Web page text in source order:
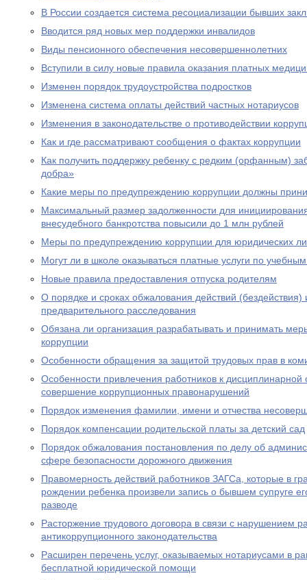
В России создается система ресоциализации бывших
Вводится ряд новых мер поддержки инвалидов
Виды пенсионного обеспечения несовершеннолетних
Вступили в силу новые правила оказания платных
Изменен порядок трудоустройства подростков
Изменена система оплаты действий частных нотариусов
Изменения в законодательстве о противодействии
Как и где рассматривают сообщения о фактах коррупции
Как получить поддержку ребенку с редким (орфанным)
добра»
Какие меры по предупреждению коррупции должны
Максимальный размер задолженности для
внесудебного банкротства повысили до 1 млн рублей
Меры по предупреждению коррупции для юридических
Могут ли в школе оказываться платные услуги по
Новые правила предоставления отпуска родителям
О порядке и сроках обжалования действий
предварительного расследования
Обязана ли организация разрабатывать и принимать
коррупции
Особенности обращения за защитой трудовых прав в
Особенности привлечения работников к дисциплинарной
совершение коррупционных правонарушений
Порядок изменения фамилии, имени и отчества
Порядок компенсации родительской платы за детский сад
Порядок обжалования постановления по делу об
сфере безопасности дорожного движения
Правомерность действий работников ЗАГСа, которые в
рождении ребенка произвели запись о бывшем супруге
разводе
Расторжение трудового договора в связи с нарушением
антикоррупционного законодательства
Расширен перечень услуг, оказываемых нотариусами в
бесплатной юридической помощи